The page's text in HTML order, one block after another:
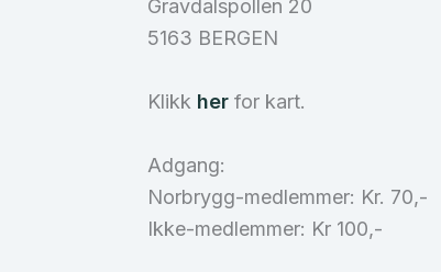
Gravdalspollen 20
5163 BERGEN
Klikk her for kart.
Adgang:
Norbrygg-medlemmer: Kr. 70,-
Ikke-medlemmer: Kr 100,-